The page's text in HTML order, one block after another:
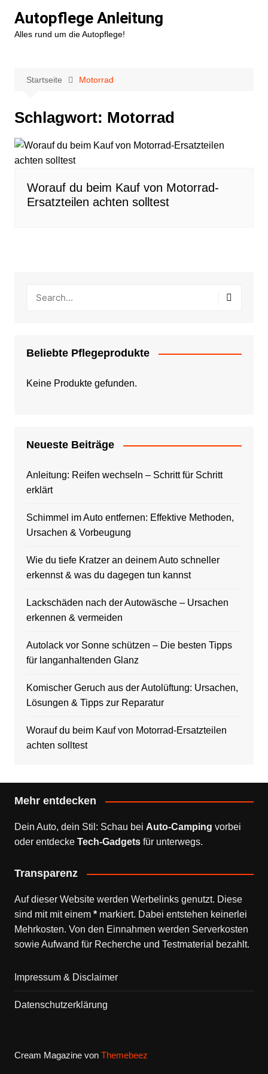
Inhalt
springen
Autopflege Anleitung
Alles rund um die Autopflege!
Startseite Motorrad
Schlagwort: Motorrad
Worauf du beim Kauf von Motorrad-
Ersatzteilen achten solltest
Beliebte Pflegeprodukte
Keine Produkte gefunden.
Neueste Beiträge
Anleitung: Reifen wechseln – Schritt für Schritt
erklärt
Schimmel im Auto entfernen: Effektive Methoden,
Ursachen & Vorbeugung
Wie du tiefe Kratzer an deinem Auto schneller
erkennst & was du dagegen tun kannst
Lackschäden nach der Autowäsche – Ursachen
erkennen & vermeiden
Autolack vor Sonne schützen – Die besten Tipps
für langanhaltenden Glanz
Komischer Geruch aus der Autolüftung: Ursachen,
Lösungen & Tipps zur Reparatur
Worauf du beim Kauf von Motorrad-Ersatzteilen
achten solltest
Mehr entdecken
Dein Auto, dein Stil: Schau bei Auto-Camping vorbei
oder entdecke Tech-Gadgetsfür unterwegs.
Transparenz
Auf dieser Website werden Werbelinks genutzt. Diese
sind mit mit einem *markiert. Dabei entstehen keinerlei
Mehrkosten. Von den Einnahmen werden Serverkosten
sowie Aufwand für Recherche und Testmaterial bezahlt.
Impressum & Disclaimer
Datenschutzerklärung
Cream Magazine von Themebeez